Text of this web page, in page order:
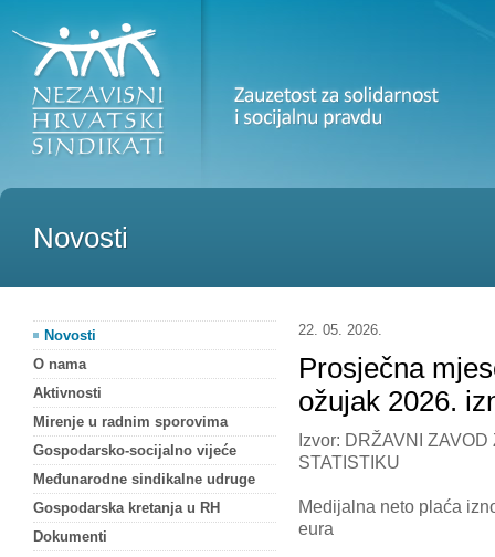
Novosti
22. 05. 2026.
Prosječna
ožujak 2026.
Izvor: DRŽAVNI ZAVOD
STATISTIKU
Medijalna neto plaća
eura
Novosti
O nama
Aktivnosti
Mirenje u radnim sporovima
Gospodarsko-socijalno vijeće
Međunarodne sindikalne udruge
Gospodarska kretanja u RH
Dokumenti